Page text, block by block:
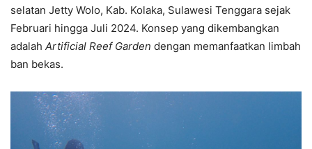
selatan Jetty Wolo, Kab. Kolaka, Sulawesi Tenggara sejak
Februari hingga Juli 2024. Konsep yang dikembangkan
adalah Artificial Reef Garden dengan memanfaatkan limbah
ban bekas.